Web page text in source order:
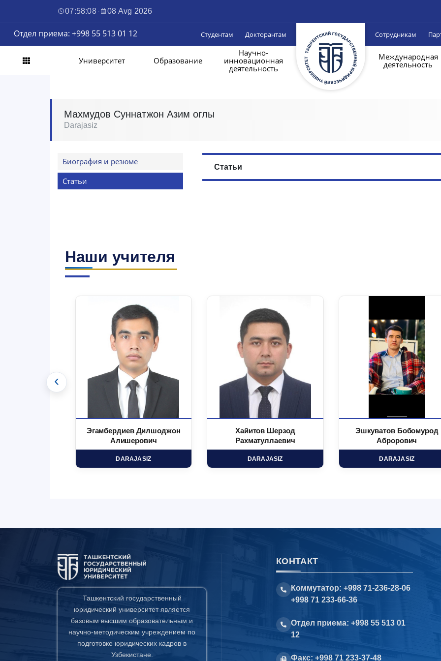
07:58:08 · 08 Avg 2026
Отдел приема: +998 55 513 01 12 Студентам Докторантам Сотрудникам
Университет Образование
Научно-
инновационная
деятельность
Международная
деятельность
Махмудов Суннатжон Азим оглы
Darajasiz
Биография и резюме
Статьи
Статьи
Наши учителя
Эгамбердиев Дилшоджон
Алишерович
DARAJASIZ
Хайитов Шерзод
Рахматуллаевич
DARAJASIZ
Эшкуватов Бобомурод
Аброрович
DARAJASIZ
‹
Ташкентский государственный
юридический университет является
базовым высшим образовательным и
научно-методическим учреждением по
подготовке юридических кадров в
Узбекистане.
КОНТАКТ
Коммутатор: +998 71-236-28-06
+998 71 233-66-36
Отдел приема: +998 55 513 01
12
Факс: +998 71 233-37-48